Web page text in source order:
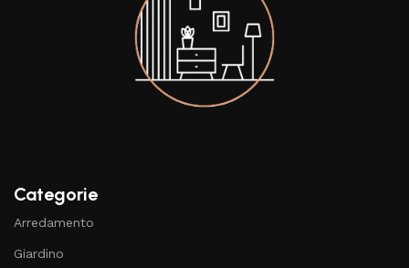
Categorie
Arredamento
Giardino